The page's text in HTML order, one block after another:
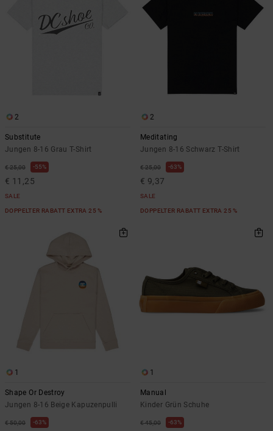
2
Substitute
Jungen 8-16 Grau T-Shirt
€ 25,00 55%
€ 11,25
SALE
DOPPELTER RABATT EXTRA 25 %
2
Meditating
Jungen 8-16 Schwarz T-Shirt
€ 25,00 63%
€ 9,37
SALE
DOPPELTER RABATT EXTRA 25 %
1
Shape Or Destroy
Jungen 8-16 Beige Kapuzenpulli
€ 50,00 63%
1
Manual
Kinder Grün Schuhe
€ 45,00 63%